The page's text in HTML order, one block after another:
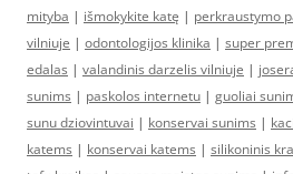
mityba | išmokykite katę | perkraustymo
vilniuje | odontologijos klinika | super
edalas | valandinis darzelis vilniuje |
sunims | paskolos internetu | guoliai
sunu dziovintuvai | konservai sunims |
katems | konservai katems | silikoninis